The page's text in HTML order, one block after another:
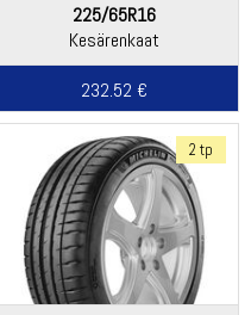
225/65R16
Kesärenkaat
232.52 €
2 tp